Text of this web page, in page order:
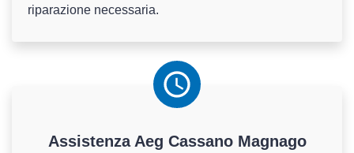
riparazione necessaria.
Assistenza Aeg Cassano Magnago